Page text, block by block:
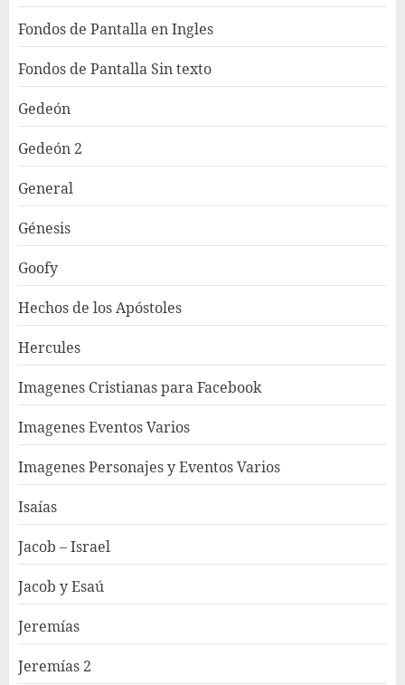
Fondos de Pantalla en Ingles
Fondos de Pantalla Sin texto
Gedeón
Gedeón 2
General
Génesis
Goofy
Hechos de los Apóstoles
Hercules
Imagenes Cristianas para Facebook
Imagenes Eventos Varios
Imagenes Personajes y Eventos Varios
Isaías
Jacob – Israel
Jacob y Esaú
Jeremías
Jeremías 2